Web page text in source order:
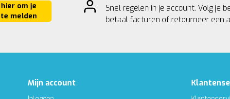
om je
melden
Snel regelen in je account. Volg je
betaal facturen of retourneer een
Mijn account